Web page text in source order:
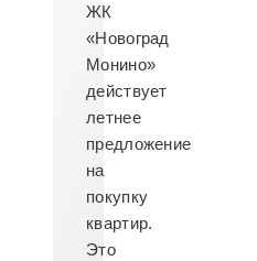
ЖК
«Новоград
Монино»
действует
летнее
предложение
на
покупку
квартир.
Это